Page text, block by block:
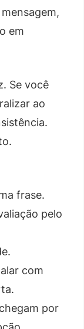
em
Se você
ao
frase.
pelo
com
por